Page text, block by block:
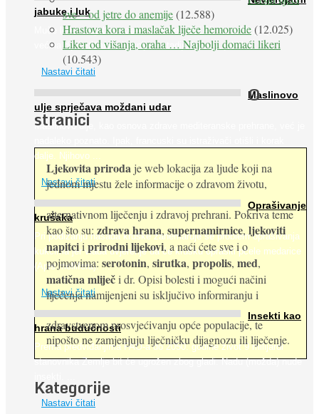
jabuke i luk
Muče li vas tegobe vezane uz srce, oči i živce, od kojih pati
većina dijabetičara u kasnijem stadiju bolesti, jabuke ...
Nastavi čitati
Maslinovo
ulje sprječava moždani udar
Maslinovo ulje, kao osnova zdrave mediteranske prehrane, već je
dalje. Njihovo ...
Nastavi čitati
Oprašivanje
krušaka
Pri podizanju nasada kruške zanemaruje se problem oprašivanja
kukcima jer vlada uvjerenje da će krušku oprašiti pčele medarice
(Apis mellifera). ...
Nastavi čitati
Insekti kao
hrana budućnosti
Prema predviđanjima FAO-a do 2050. godine život 9 milijardi
stanovnika Zemlje bit će ugrožen zbog gladi. Nadu (možda) nude
Nastavi čitati
sve – od jetre do anemije(12.588)
Hrastova kora i maslačak liječe hemoroide(12.025)
Liker od višanja, oraha … Najbolji domaći likeri
(10.543)
O
stranici
Ljekovita priroda je web lokacija za ljude koji na
jednom mjestu žele informacije o zdravom životu,
alternativnom liječenju i zdravoj prehrani. Pokriva teme
kao što su: zdrava hrana, supernamirnice, ljekoviti
napitciiprirodni lijekovi, a naći ćete sve i o
pojmovima: serotonin, sirutka, propolis, med,
matična mliječi dr. Opisi bolesti i mogući načini
liječenja namijenjeni su isključivo informiranju i
zdravstvenom prosvjećivanju opće populacije, te
nipošto ne zamjenjuju liječničku dijagnozu ili liječenje.
Kategorije